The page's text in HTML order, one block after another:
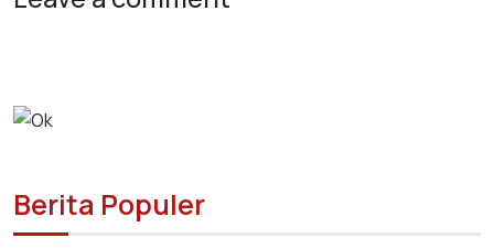
Berita Populer